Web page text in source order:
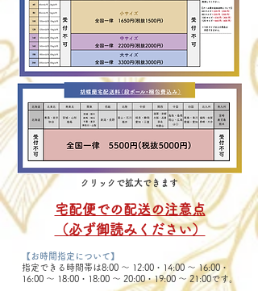
クリックで拡大できます
宅配便での配送の注意点
（必ず御読みください）
【お時間指定について】
指定できる時間帯は8:00 ～ 12:00・14:00 ～ 16:00・
16:00 ～ 18:00・18:00 ～ 20:00・19:00 ～ 21:00です。